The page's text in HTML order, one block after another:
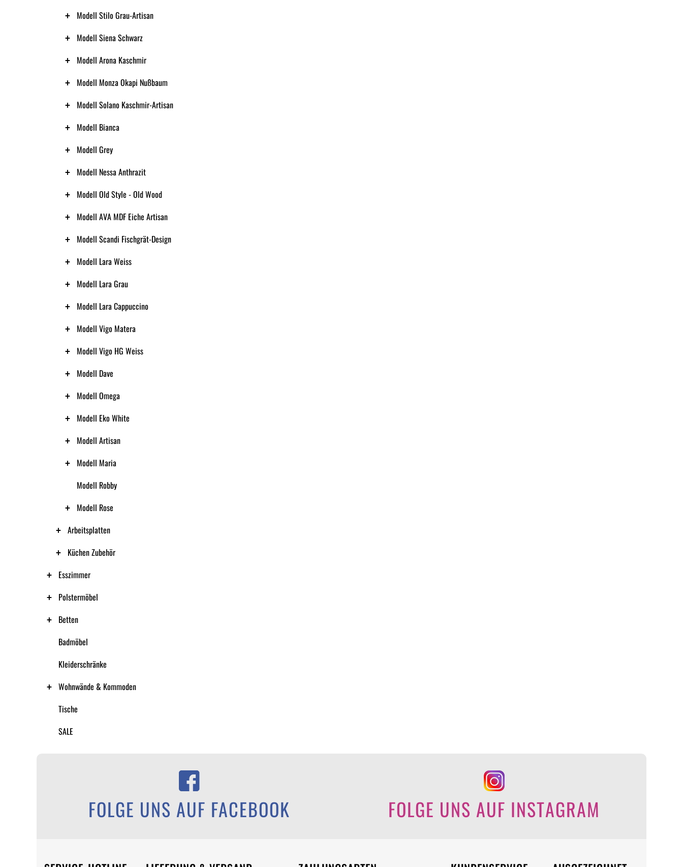
Modell Stilo Grau-Artisan
Modell Siena Schwarz
Modell Arona Kaschmir
Modell Monza Okapi Nußbaum
Modell Solano Kaschmir-Artisan
Modell Bianca
Modell Grey
Modell Nessa Anthrazit
Modell Old Style - Old Wood
Modell AVA MDF Eiche Artisan
Modell Scandi Fischgrät-Design
Modell Lara Weiss
Modell Lara Grau
Modell Lara Cappuccino
Modell Vigo Matera
Modell Vigo HG Weiss
Modell Dave
Modell Omega
Modell Eko White
Modell Artisan
Modell Maria
Modell Robby
Modell Rose
Arbeitsplatten
Küchen Zubehör
Esszimmer
Polstermöbel
Betten
Badmöbel
Kleiderschränke
Wohnwände & Kommoden
Tische
SALE
FOLGE UNS AUF FACEBOOK FOLGE UNS AUF INSTAGRAM